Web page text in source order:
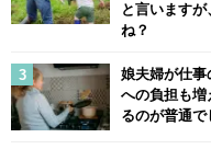
と言います
ね？
娘夫婦が仕事
への負担も増
るのが普通で